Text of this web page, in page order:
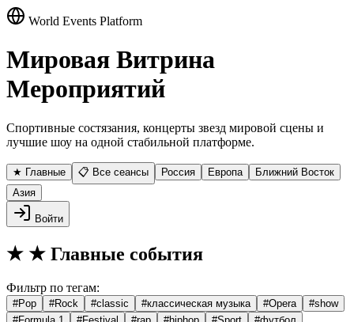
World Events Platform
Мировая Витрина
Мероприятий
Спортивные состязания, концерты звезд мировой сцены и
лучшие шоу на одной стабильной платформе.
★ Главные 📋 Все сеансы Россия Европа
Ближний Восток
Азия
Войти
★ ★ Главные события
Фильтр по тегам:
#Pop #Rock #classic #классическая музыка #Opera #show